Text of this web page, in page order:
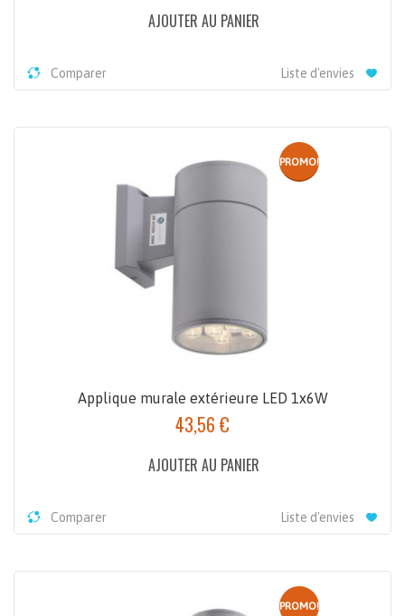
AJOUTER AU PANIER
Liste d'envies
Comparer
PROMO!
Applique murale extérieure LED 1x6W
43,56 €
AJOUTER AU PANIER
Liste d'envies
Comparer
PROMO!